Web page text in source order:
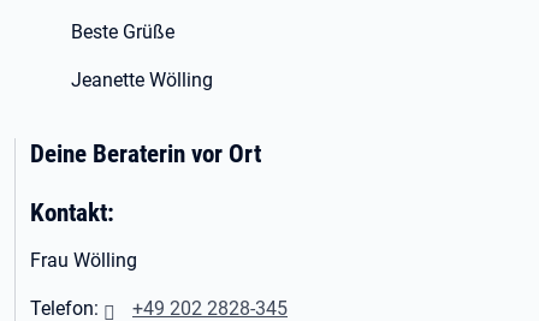
Beste Grüße
Jeanette Wölling
Deine Beraterin vor Ort
Kontakt:
Frau Wölling
Telefon: +49 202 2828-345